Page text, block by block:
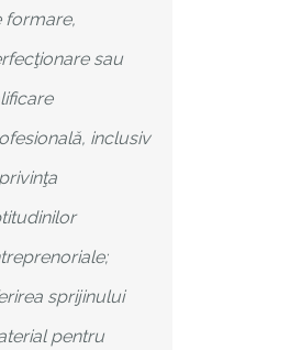
formare,
sau
inclusiv
sprijinului
pentru